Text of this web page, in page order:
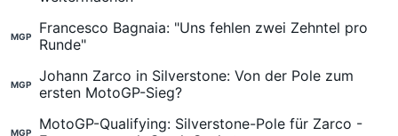
MGP
Francesco Bagnaia: "Uns fehlen zwei Zehntel pro
Runde"
MGP
Johann Zarco in Silverstone: Von der Pole zum
ersten MotoGP-Sieg?
MGP
MotoGP-Qualifying: Silverstone-Pole für Zarco -